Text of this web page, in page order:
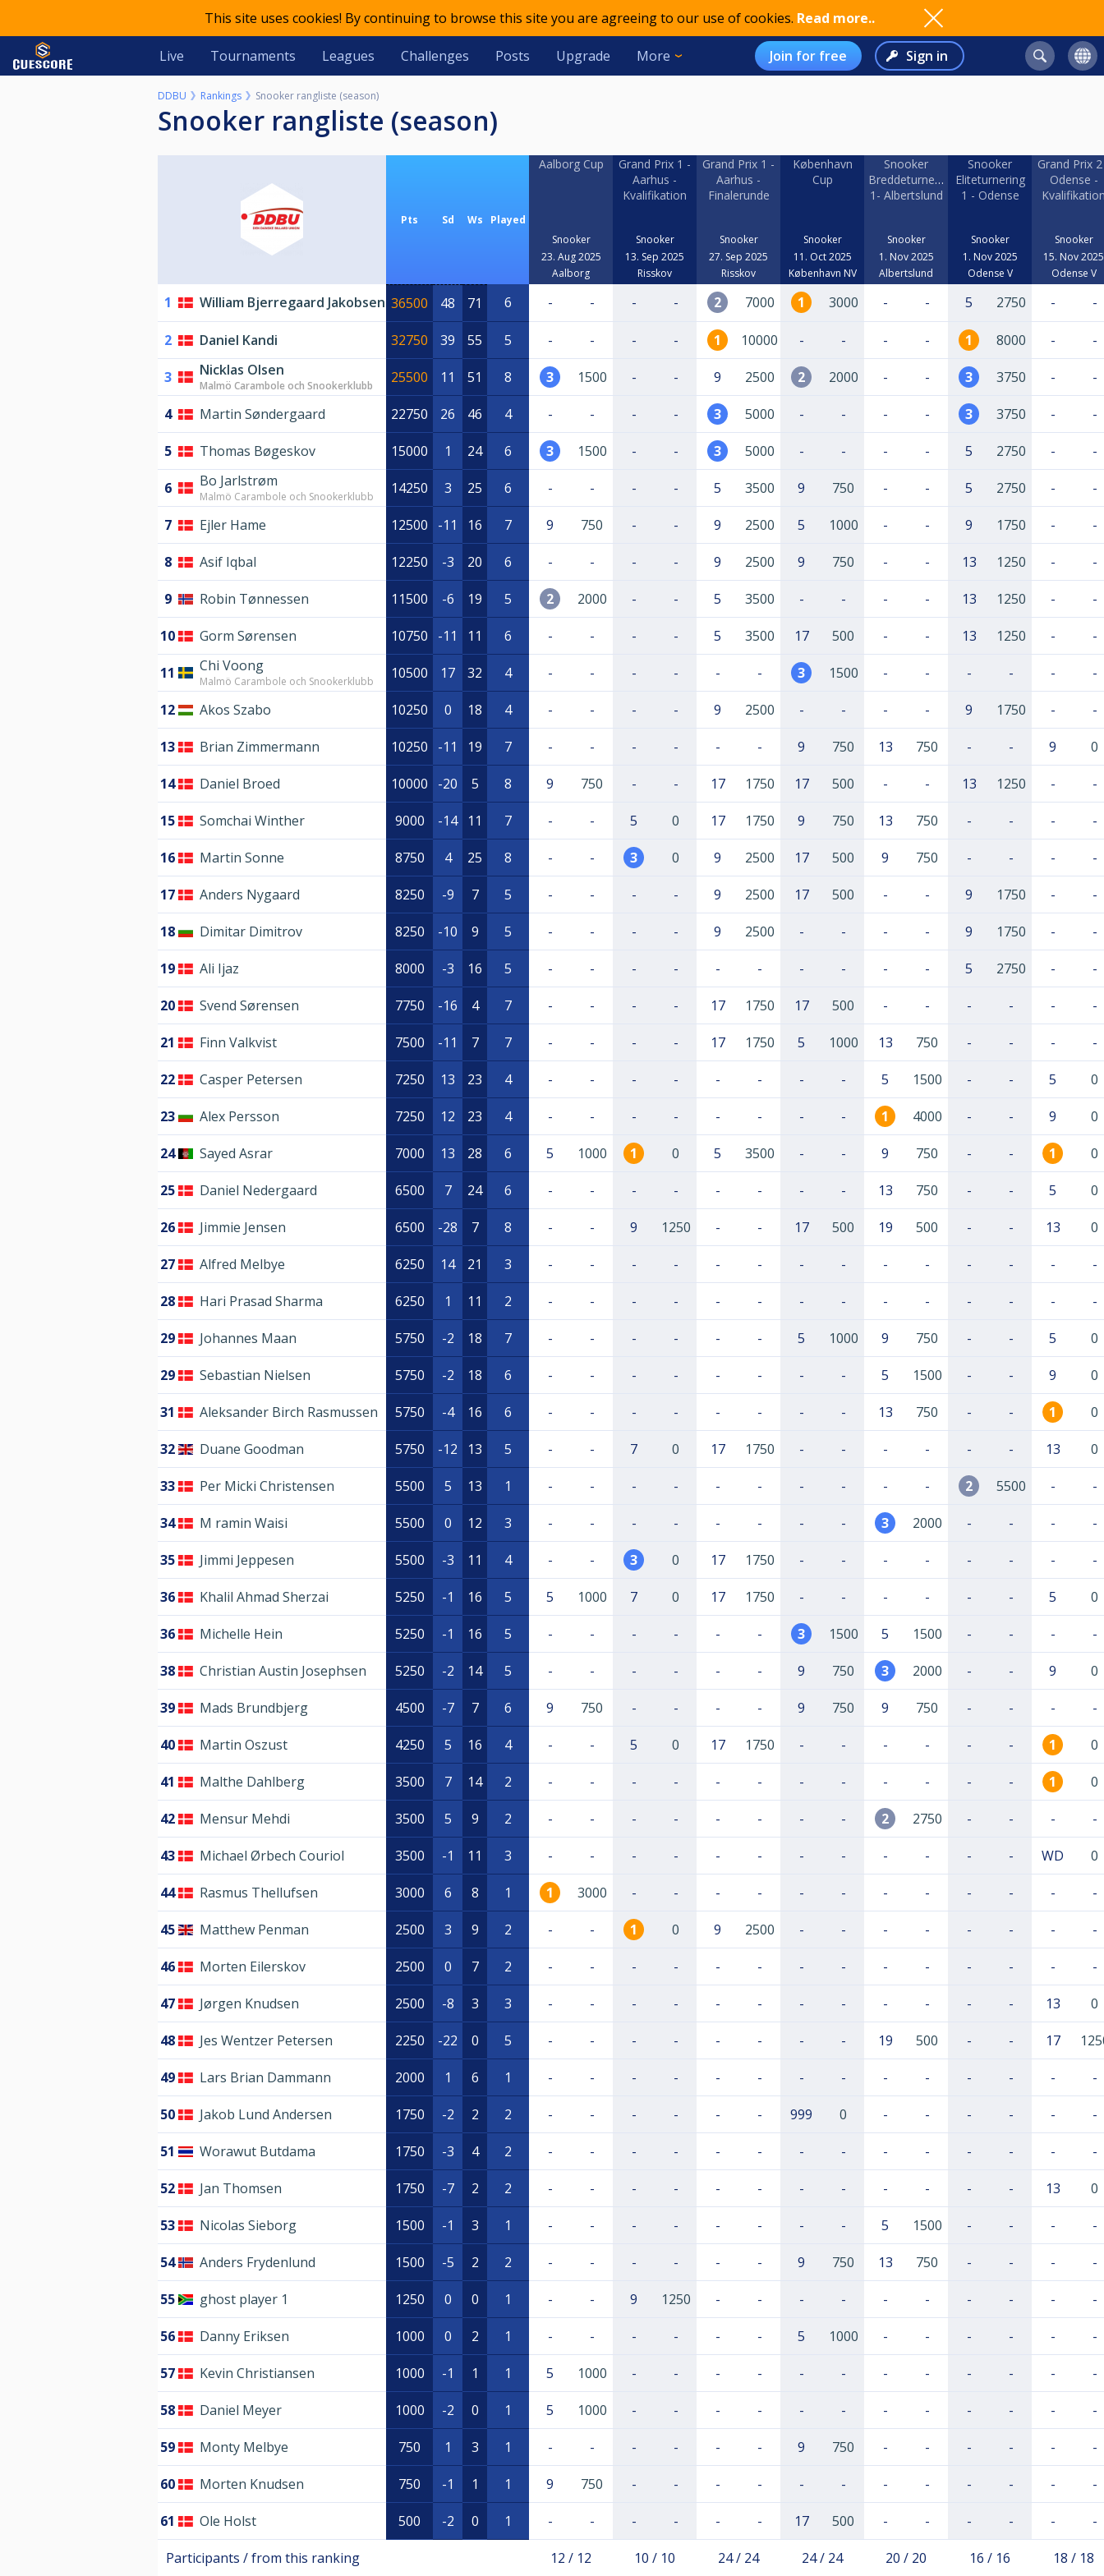
This site uses cookies! By continuing to browse this site you are agreeing to our use of cookies. Read more..
Live Tournaments Leagues Challenges Posts Upgrade More Join for free Sign in
DDBU Rankings Snooker rangliste (season)
Snooker rangliste (season)
Pts Sd Ws Played
Aalborg Cup
Snooker
23. Aug 2025
Aalborg
Grand Prix 1 -
Aarhus -
Kvalifikation
Snooker
13. Sep 2025
Risskov
Grand Prix 1 -
Aarhus -
Finalerunde
Snooker
27. Sep 2025
Risskov
København
Cup
Snooker
11. Oct 2025
København NV
Snooker
Breddeturnering
1- Albertslund
Snooker
1. Nov 2025
Albertslund
Snooker
Eliteturnering
1 - Odense
Snooker
1. Nov 2025
Odense V
Grand Prix
Odense -
Snooker
15. Nov 2025
Odense V
1 William Bjerregaard Jakobsen 36500 48 71 6 - - - - 2 7000 1 3000 - - 5 2750 - -
2 Daniel Kandi 32750 39 55 5 - - - - 1 10000 - - - - 1 8000 - -
3 Nicklas Olsen
Malmö Carambole och Snookerklubb 25500 11 51 8 3 1500 - - 9 2500 2 2000 - - 3 3750 - -
4 Martin Søndergaard 22750 26 46 4 - - - - 3 5000 - - - - 3 3750 - -
5 Thomas Bøgeskov 15000 1 24 6 3 1500 - - 3 5000 - - - - 5 2750 - -
6 Bo Jarlstrøm
Malmö Carambole och Snookerklubb 14250 3 25 6 - - - - 5 3500 9 750 - - 5 2750 - -
7 Ejler Hame 12500 -11 16 7 9 750 - - 9 2500 5 1000 - - 9 1750 - -
8 Asif Iqbal 12250 -3 20 6 - - - - 9 2500 9 750 - - 13 1250 - -
9 Robin Tønnessen 11500 -6 19 5 2 2000 - - 5 3500 - - - - 13 1250 - -
10 Gorm Sørensen 10750 -11 11 6 - - - - 5 3500 17 500 - - 13 1250 - -
11 Chi Voong
Malmö Carambole och Snookerklubb 10500 17 32 4 - - - - - - 3 1500 - - - - - -
12 Akos Szabo 10250 0 18 4 - - - - 9 2500 - - - - 9 1750 - -
13 Brian Zimmermann 10250 -11 19 7 - - - - - - 9 750 13 750 - - 9 0
14 Daniel Broed 10000 -20 5 8 9 750 - - 17 1750 17 500 - - 13 1250 - -
15 Somchai Winther 9000 -14 11 7 - - 5 0 17 1750 9 750 13 750 - - - -
16 Martin Sonne 8750 4 25 8 - - 3 0 9 2500 17 500 9 750 - - - -
17 Anders Nygaard 8250 -9 7 5 - - - - 9 2500 17 500 - - 9 1750 - -
18 Dimitar Dimitrov 8250 -10 9 5 - - - - 9 2500 - - - - 9 1750 - -
19 Ali Ijaz 8000 -3 16 5 - - - - - - - - - - 5 2750 - -
20 Svend Sørensen 7750 -16 4 7 - - - - 17 1750 17 500 - - - - - -
21 Finn Valkvist 7500 -11 7 7 - - - - 17 1750 5 1000 13 750 - - - -
22 Casper Petersen 7250 13 23 4 - - - - - - - - 5 1500 - - 5 0
23 Alex Persson 7250 12 23 4 - - - - - - - - 1 4000 - - 9 0
24 Sayed Asrar 7000 13 28 6 5 1000 1 0 5 3500 - - 9 750 - - 1 0
25 Daniel Nedergaard 6500 7 24 6 - - - - - - - - 13 750 - - 5 0
26 Jimmie Jensen 6500 -28 7 8 - - 9 1250 - - 17 500 19 500 - - 13 0
27 Alfred Melbye 6250 14 21 3 - - - - - - - - - - - - - -
28 Hari Prasad Sharma 6250 1 11 2 - - - - - - - - - - - - - -
29 Johannes Maan 5750 -2 18 7 - - - - - - 5 1000 9 750 - - 5 0
29 Sebastian Nielsen 5750 -2 18 6 - - - - - - - - 5 1500 - - 9 0
31 Aleksander Birch Rasmussen 5750 -4 16 6 - - - - - - - - 13 750 - - 1 0
32 Duane Goodman 5750 -12 13 5 - - 7 0 17 1750 - - - - - - 13 0
33 Per Micki Christensen 5500 5 13 1 - - - - - - - - - - 2 5500 - -
34 M ramin Waisi 5500 0 12 3 - - - - - - - - 3 2000 - - - -
35 Jimmi Jeppesen 5500 -3 11 4 - - 3 0 17 1750 - - - - - - - -
36 Khalil Ahmad Sherzai 5250 -1 16 5 5 1000 7 0 17 1750 - - - - - - 5 0
36 Michelle Hein 5250 -1 16 5 - - - - - - 3 1500 5 1500 - - - -
38 Christian Austin Josephsen 5250 -2 14 5 - - - - - - 9 750 3 2000 - - 9 0
39 Mads Brundbjerg 4500 -7 7 6 9 750 - - - - 9 750 9 750 - - - -
40 Martin Oszust 4250 5 16 4 - - 5 0 17 1750 - - - - - - 1 0
41 Malthe Dahlberg 3500 7 14 2 - - - - - - - - - - - - 1 0
42 Mensur Mehdi 3500 5 9 2 - - - - - - - - 2 2750 - - - -
43 Michael Ørbech Couriol 3500 -1 11 3 - - - - - - - - - - - - WD 0
44 Rasmus Thellufsen 3000 6 8 1 1 3000 - - - - - - - - - - - -
45 Matthew Penman 2500 3 9 2 - - 1 0 9 2500 - - - - - - - -
46 Morten Eilerskov 2500 0 7 2 - - - - - - - - - - - - - -
47 Jørgen Knudsen 2500 -8 3 3 - - - - - - - - - - - - 13 0
48 Jes Wentzer Petersen 2250 -22 0 5 - - - - - - - - 19 500 - - 17
49 Lars Brian Dammann 2000 1 6 1 - - - - - - - - - - - - - -
50 Jakob Lund Andersen 1750 -2 2 2 - - - - - - 999 0 - - - - - -
51 Worawut Butdama 1750 -3 4 2 - - - - - - - - - - - - - -
52 Jan Thomsen 1750 -7 2 2 - - - - - - - - - - - - 13 0
53 Nicolas Sieborg 1500 -1 3 1 - - - - - - - - 5 1500 - - - -
54 Anders Frydenlund 1500 -5 2 2 - - - - - - 9 750 13 750 - - - -
55 ghost player 1 1250 0 0 1 - - 9 1250 - - - - - - - - - -
56 Danny Eriksen 1000 0 2 1 - - - - - - 5 1000 - - - - - -
57 Kevin Christiansen 1000 -1 1 1 5 1000 - - - - - - - - - - - -
58 Daniel Meyer 1000 -2 0 1 5 1000 - - - - - - - - - - - -
59 Monty Melbye 750 1 3 1 - - - - - - 9 750 - - - - - -
60 Morten Knudsen 750 -1 1 1 9 750 - - - - - - - - - - - -
61 Ole Holst 500 -2 0 1 - - - - - - 17 500 - - - - - -
Participants / from this ranking 12 / 12 10 / 10 24 / 24 24 / 24 20 / 20 16 / 16 18 / 18